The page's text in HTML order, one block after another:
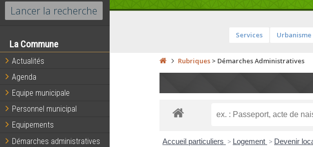
La Commune
Actualités
Agenda
Equipe municipale
Personnel municipal
Equipements
Démarches administratives
Services Urbanisme
Rubriques> Démarches Administratives
Accueil particuliers > Logement > Devenir